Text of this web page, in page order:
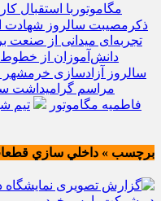
مگاموتوربا استقبال
ذکرمصیبت سالروز شهادت
تجربه‌ای میدانی از صنعت
دانش‌آموزان از خطوط
سالروز آزادسازی
مراسم گرامیداشت
فاطمیه مگاموتور
تیم
برچسب » داخلي سازي